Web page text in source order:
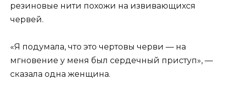
резиновые нити похожи на извивающихся
червей.
«Я подумала, что это чертовы черви — на
мгновение у меня был сердечный приступ», —
сказала одна женщина.